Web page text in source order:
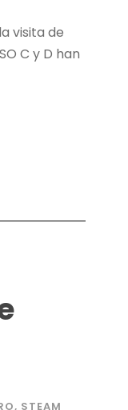
visita de
C y D han
, STEAM